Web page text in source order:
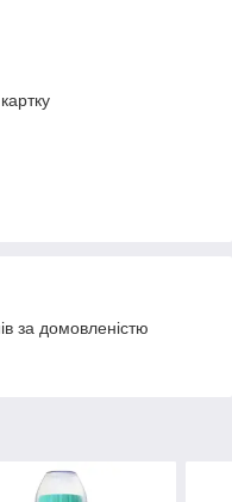
за домовленістю